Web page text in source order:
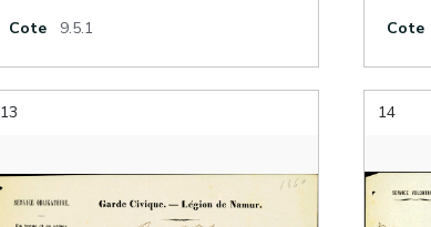
Cote
9.5.1
Cote
13 14